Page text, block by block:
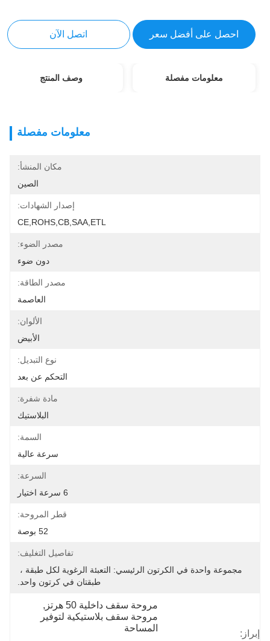
احصل على أفضل سعر اتصل الآن
معلومات مفصلة وصف المنتج
معلومات مفصلة
مكان المنشأ:
الصين
إصدار الشهادات:
CE,ROHS,CB,SAA,ETL
مصدر الضوء:
دون ضوء
مصدر الطاقة:
العاصمة
الألوان:
الأبيض
نوع التبديل:
التحكم عن بعد
مادة شفرة:
البلاستيك
السمة:
سرعة عالية
السرعة:
قطر المروحة:
52 بوصة
تفاصيل التغليف:
مجموعة واحدة في الكرتون الرئيسي: التعبئة الرغوية لكل طبقة ،
طبقتان في كرتون واحد.
إبراز:
مروحة سقف داخلية 50 هرتز
,
مروحة سقف بلاستيكية لتوفير
المساحة